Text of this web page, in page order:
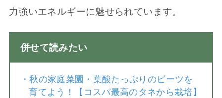
力強いエネルギーに魅せられています。
併せて読みたい
・秋の家庭菜園・葉酸たっぷりのビーツを
育てよう！【コスパ最高のタネから栽培】